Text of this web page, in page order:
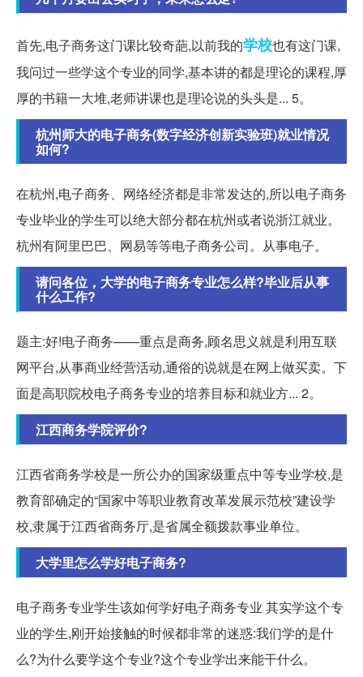
首先,电子商务这门课比较奇葩,以前我的学校也有这门课,
我问过一些学这个专业的同学,基本讲的都是理论的课程,厚
厚的书籍一大堆,老师讲课也是理论说的头头是... 5。
杭州师大的电子商务(数字经济创新实验班)就业情况
如何?
在杭州,电子商务、网络经济都是非常发达的,所以电子商务
专业毕业的学生可以绝大部分都在杭州或者说浙江就业。
杭州有阿里巴巴、网易等等电子商务公司。从事电子。
请问各位，大学的电子商务专业怎么样?毕业后从事
什么工作?
题主:好!电子商务——重点是商务,顾名思义就是利用互联
网平台,从事商业经营活动,通俗的说就是在网上做买卖。下
面是高职院校电子商务专业的培养目标和就业方... 2。
江西商务学院评价?
江西省商务学校是一所公办的国家级重点中等专业学校,是
教育部确定的“国家中等职业教育改革发展示范校”建设学
校,隶属于江西省商务厅,是省属全额拨款事业单位。
大学里怎么学好电子商务?
电子商务专业学生该如何学好电子商务专业 其实学这个专
业的学生,刚开始接触的时候都非常的迷惑:我们学的是什
么?为什么要学这个专业?这个专业学出来能干什么。